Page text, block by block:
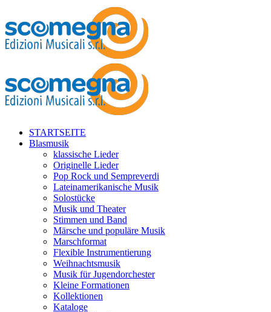
STARTSEITE
Blasmusik
klassische Lieder
Originelle Lieder
Pop Rock und Sempreverdi
Lateinamerikanische Musik
Solostücke
Musik und Theater
Stimmen und Band
Märsche und populäre Musik
Marschformat
Flexible Instrumentierung
Weihnachtsmusik
Musik für Jugendorchester
Kleine Formationen
Kollektionen
Kataloge